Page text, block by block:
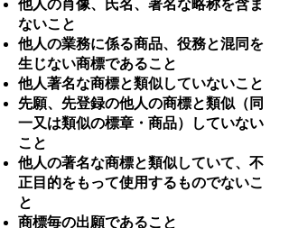
他人の肖像、氏名、著名な略称を含ま
ないこと
他人の業務に係る商品、役務と混同を
生じない商標であること
他人著名な商標と類似していないこと
先願、先登録の他人の商標と類似（同
一又は類似の標章・商品）していない
こと
他人の著名な商標と類似していて、不
正目的をもって使用するものでないこ
と
商標毎の出願であること